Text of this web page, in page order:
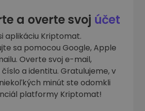
a overte svoj účet
aplikáciu Kriptomat.
sa pomocou Google, Apple
Overte svoj e-mail,
a identitu. Gratulujeme, v
minút ste odomkli
platformy Kriptomat!